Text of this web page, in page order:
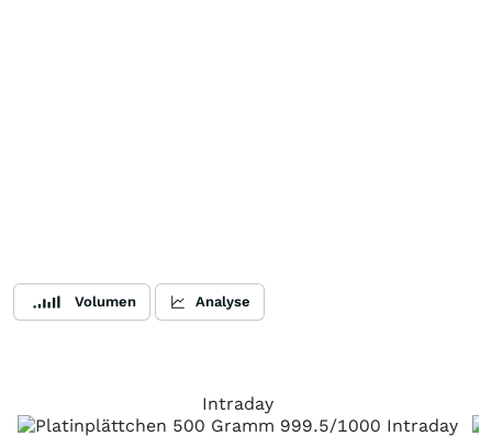
Volumen Analyse
Intraday